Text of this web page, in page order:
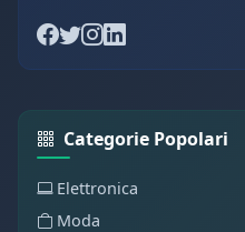
Categorie Popolari
Elettronica
Moda